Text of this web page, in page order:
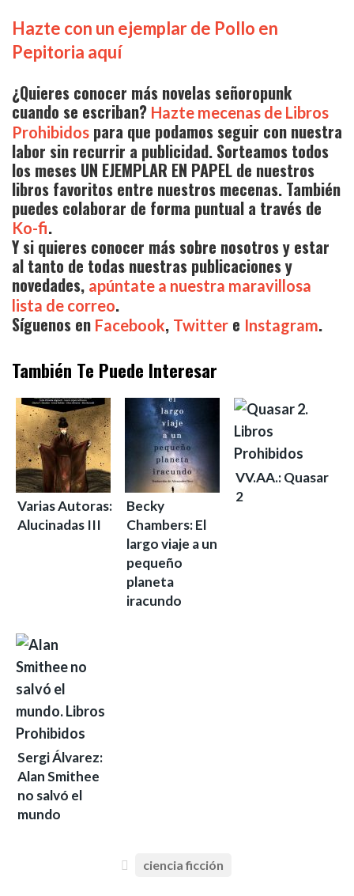
Hazte con un ejemplar de Pollo en
Pepitoria aquí
¿Quieres conocer más novelas señoropunk
cuando se escriban? Hazte mecenas de Libros
Prohibidos para que podamos seguir con nuestra
labor sin recurrir a publicidad. Sorteamos todos
los meses UN EJEMPLAR EN PAPEL de nuestros
libros favoritos entre nuestros mecenas. También
puedes colaborar de forma puntual a través de
Ko-fi.
Y si quieres conocer más sobre nosotros y estar
al tanto de todas nuestras publicaciones y
novedades, apúntate a nuestra maravillosa
lista de correo.
Síguenos en Facebook, Twitter e Instagram.
También Te Puede Interesar
Varias Autoras:
Alucinadas III
Becky
Chambers: El
largo viaje a un
pequeño
planeta
iracundo
VV.AA.: Quasar
2
Sergi Álvarez:
Alan Smithee
no salvó el
mundo
ciencia ficción